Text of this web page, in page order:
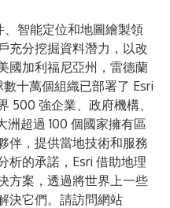
、智能定位和地圖繪製領
充分挖掘資料潛力，以改
國加利福尼亞州，雷德蘭
十萬個組織已部署了 Esri
500 強企業、政府機構、
洲超過 100 個國家擁有區
伴，提供當地技術和服務
析的承諾，Esri 借助地理
方案，透過將世界上一些
決它們。請訪問網站